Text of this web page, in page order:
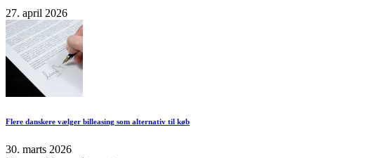
27. april 2026
Flere danskere vælger billeasing som alternativ til køb
30. marts 2026